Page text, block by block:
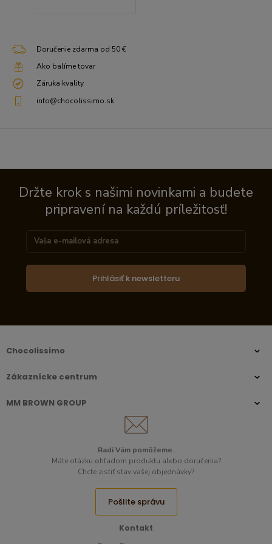
Doručenie zdarma od 50 €
Ako balíme tovar
Záruka kvality
info@chocolissimo.sk
Držte krok s našimi novinkami a budete
pripravení na každú príležitosť!
Prihlásiť k newsletteru
Chocolissimo
Zákaznícke centrum
MM BROWN GROUP
Kontakt
Radi Vám pomôžeme.​
Máte otázku ohľadom produktu alebo doručenia?
Chcte zistiť stav vašej objednávky?
Pošlite správu